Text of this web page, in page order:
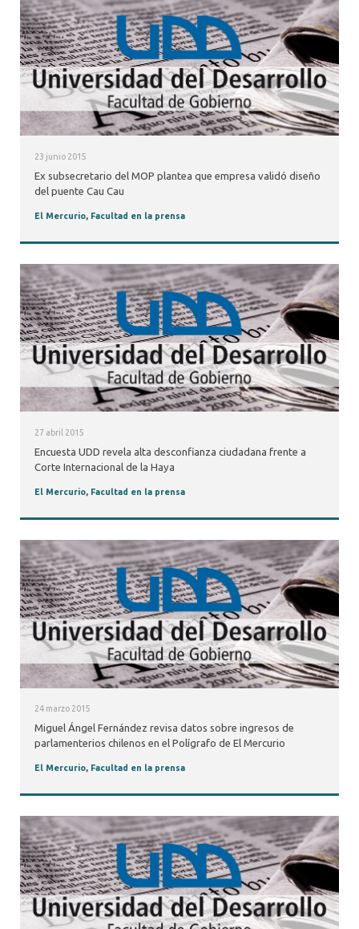
23 junio 2015
Ex subsecretario del MOP plantea que empresa validó diseño
del puente Cau Cau
El Mercurio, Facultad en la prensa
27 abril 2015
Encuesta UDD revela alta desconfianza ciudadana frente a
Corte Internacional de la Haya
El Mercurio, Facultad en la prensa
24 marzo 2015
Miguel Ángel Fernández revisa datos sobre ingresos de
parlamenterios chilenos en el Polígrafo de El Mercurio
El Mercurio, Facultad en la prensa